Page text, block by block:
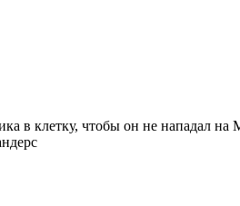
в клетку, чтобы он не нападал на